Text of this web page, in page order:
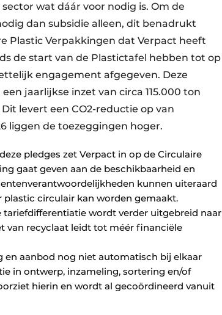
wat dáár voor nodig is. Om de
dan subsidie alleen, dit benadrukt
Plastic Verpakkingen dat Verpact heeft
de start van de Plastictafel hebben tot op
engagement afgegeven. Deze
jaarlijkse inzet van circa 115.000 ton
levert een CO2-reductie op van
liggen de toezeggingen hoger.
pledges zet Verpact in op de Circulaire
gaat geven aan de beschikbaarheid en
kunnen uiteraard
circulair kan worden gemaakt.
wordt verder uitgebreid naar
van recyclaat leidt tot méér financiële
en aanbod nog niet automatisch bij elkaar
in ontwerp, inzameling, sortering en/of
hierin en wordt al gecoördineerd vanuit